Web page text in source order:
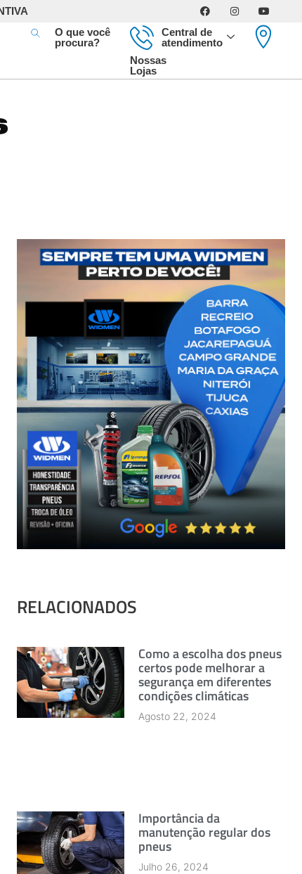
O que você
procura?
Central de
atendimento
Nossas
Lojas
RELACIONADOS
Como a escolha dos pneus
certos pode melhorar a
segurança em diferentes
condições climáticas
Agosto 22, 2024
Importância da
manutenção regular dos
pneus
Julho 26, 2024